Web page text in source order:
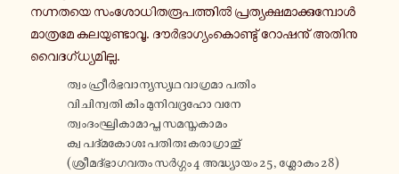
ന­ഗ്ന­ത­യെ സം­ശോ­ധി­ത­രൂ­പ­ത്തിൽ പ്ര­ത്യ­ക്ഷ­മാ­ക്കു­മ്പോൾ
മാ­ത്ര­മേ ക­ല­യു­ണ്ടാ­വൂ. ദൗർ­ഭാ­ഗ്യം­കൊ­ണ്ടു് റോ­ഷ­നു് അ­തി­നു­
വൈ­ദ­ഗ്ധ്യ­മി­ല്ല.
ത്വം ഹ്രീർ­ഭ­വാ­ന്യ­സ്യ­ഥ വാ­ഗ്ര­മാ പതിം
വി­ചി­ന്വ­തി കിം മു­നി­വ­ദ്ര­ഹോ വനേ
ത്വം­ദം­ഘ്രി­കാ­മാ­പ്ത സ­മ­സ്ത­കാ­മം
ക്വ പ­ദ്മ­കോ­ശഃ പതിതഃ ക­രാ­ഗ്രാ­തു്
(ശ്രീ­മ­ദ്ഭാ­ഗ­വ­തം സർ­ഗ്ഗം 4 അ­ദ്ധ്യാ­യം 25, ശ്ലോ­കം 28)